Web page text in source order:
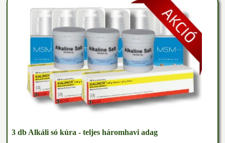
3 db Alkáli só kúra - teljes háromhavi adag